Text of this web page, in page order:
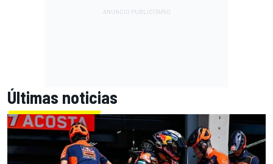
Últimas noticias